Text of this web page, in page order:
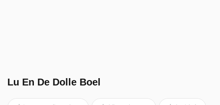
Lu En De Dolle Boel